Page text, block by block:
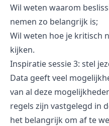
Wil weten waarom
nemen zo belangrijk is;
Wil weten hoe je kritisch
kijken.
Inspiratie sessie 3: stel
Data geeft veel
van al deze
regels zijn vastgelegd in
het belangrijk om af te